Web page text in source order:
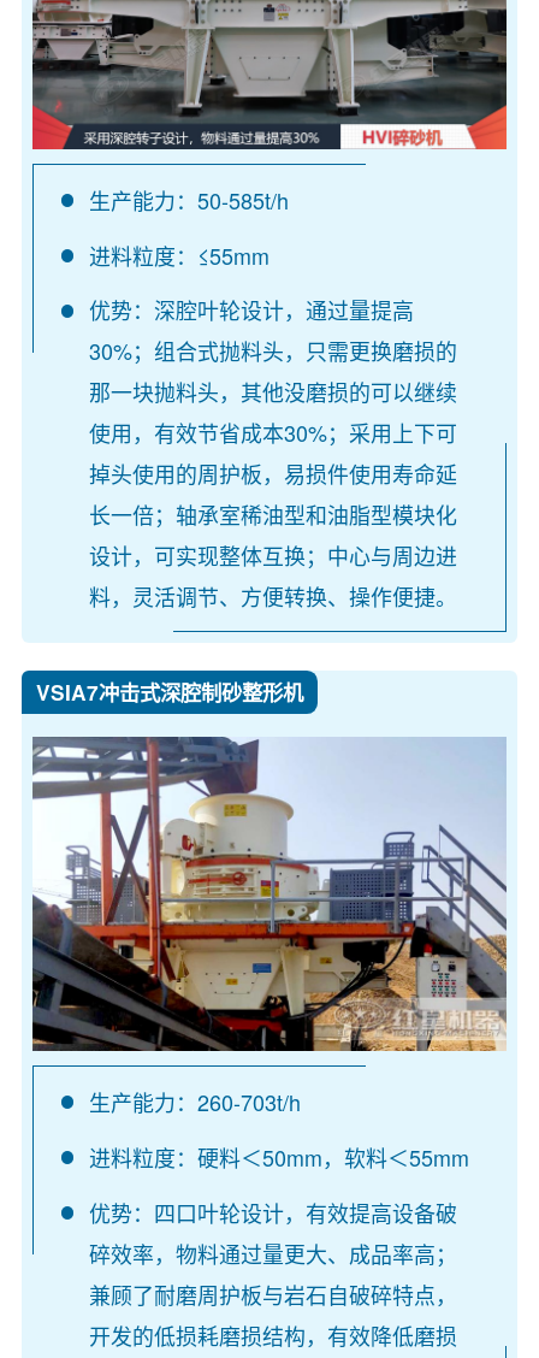
生产能力：50-585t/h
进料粒度：≤55mm
优势：深腔叶轮设计，通过量提高
30%；组合式抛料头，只需更换磨损的
那一块抛料头，其他没磨损的可以继续
使用，有效节省成本30%；采用上下可
掉头使用的周护板，易损件使用寿命延
长一倍；轴承室稀油型和油脂型模块化
设计，可实现整体互换；中心与周边进
料，灵活调节、方便转换、操作便捷。
VSIA7冲击式深腔制砂整形机
生产能力：260-703t/h
进料粒度：硬料＜50mm，软料＜55mm
优势：四口叶轮设计，有效提高设备破
碎效率，物料通过量更大、成品率高；
兼顾了耐磨周护板与岩石自破碎特点，
开发的低损耗磨损结构，有效降低磨损